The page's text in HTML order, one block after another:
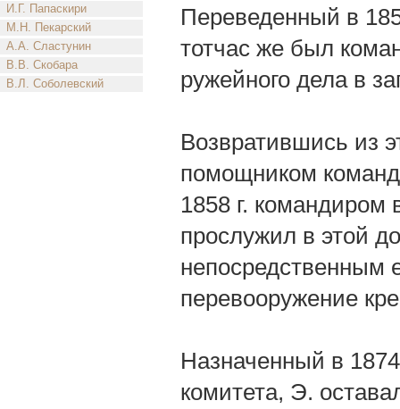
И.Г. Папаскири
М.Н. Пекарский
А.А. Сластунин
В.В. Скобара
В.Л. Соболевский
Переведенный в
тотчас же был
ружейного дела в
Возвратившись из
помощником
1858 г. командиром
прослужил в этой
непосредственным
перевооружение
Назначенный в
комитета, Э.